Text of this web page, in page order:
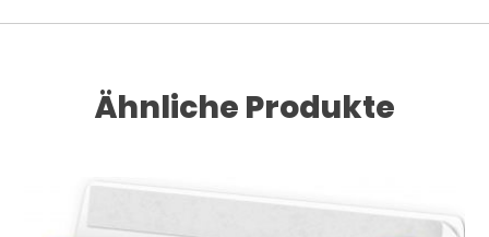
Ähnliche Produkte